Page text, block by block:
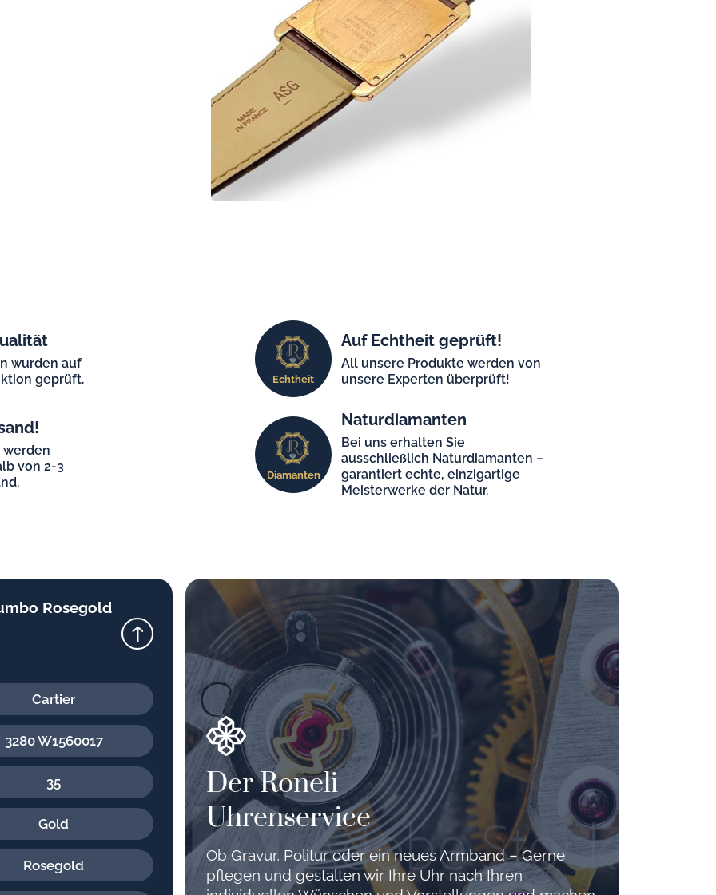
wurden auf
geprüft.
Echtheit
Auf Echtheit geprüft!
All unsere Produkte werden von
unsere Experten überprüft!
werden
von 2-3
Diamanten
Naturdiamanten
Bei uns erhalten Sie
ausschließlich Naturdiamanten –
garantiert echte, einzigartige
Meisterwerke der Natur.
Rosegold
Cartier
3280 W1560017
35
Gold
Rosegold
Der Roneli
Uhrenservice
Ob Gravur, Politur oder ein neues Armband – Gerne
pflegen und gestalten wir Ihre Uhr nach Ihren